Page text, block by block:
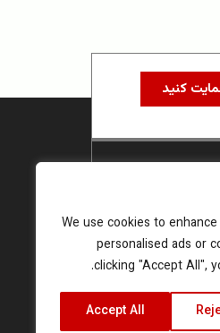
We use cookies to
personalised ads or
clicking "Accept All",
Accept All
کنید